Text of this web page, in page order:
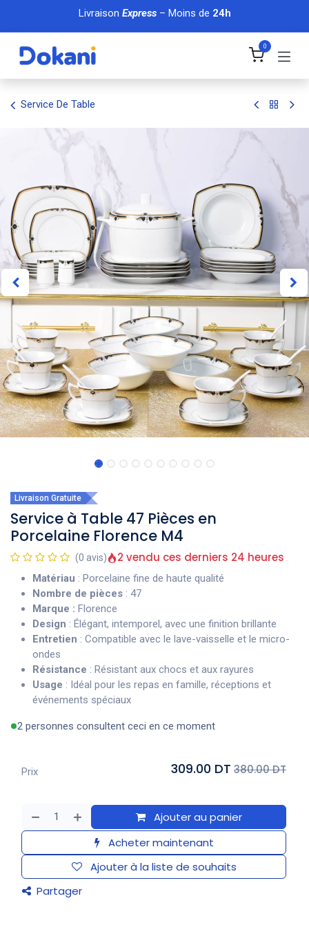
Se rendre au contenu
Livraison Express– Moins de 24h
0
Service De Table
Livraison Gratuite
Service à Table 47 Pièces en
Porcelaine Florence M4
(0 avis) 2 vendu ces derniers 24 heures
Matériau : Porcelaine fine de haute qualité
Nombre de pièces : 47
Marque : Florence
Design : Élégant, intemporel, avec une finition brillante
Entretien : Compatible avec le lave-vaisselle et le micro-
ondes
Résistance : Résistant aux chocs et aux rayures
Usage : Idéal pour les repas en famille, réceptions et
événements spéciaux
2 personnes consultent ceci en ce moment
Ajouter au panier
Acheter maintenant
Ajouter à la liste de souhaits
Partager
Prix 309.00 DT 380.00 DT